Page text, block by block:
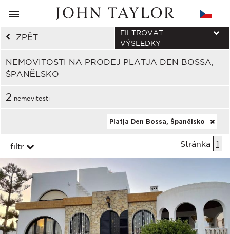
ZPĚT
NEMOVITOSTI NA PRODEJ PLATJA DEN BOSSA,
ŠPANĚLSKO
FILTROVAT
VÝSLEDKY
2 nemovitosti
Platja Den Bossa, Španělsko
filtr Stránka 1